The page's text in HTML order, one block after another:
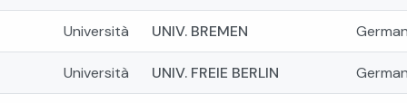
Università UNIV. BREMEN
Università UNIV. FREIE BERLIN